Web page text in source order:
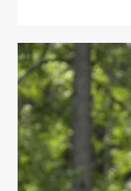
(Watchmen
un'autentica
antologiche.